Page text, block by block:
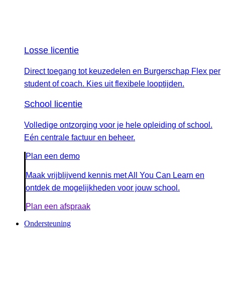
Losse licentie
Direct toegang tot keuzedelen en Burgerschap Flex per
student of coach. Kies uit flexibele looptijden.
School licentie
Volledige ontzorging voor je hele opleiding of school.
Eén centrale factuur en beheer.
Plan een demo
Maak vrijblijvend kennis met All You Can Learn en
ontdek de mogelijkheden voor jouw school.
Plan een afspraak
Ondersteuning